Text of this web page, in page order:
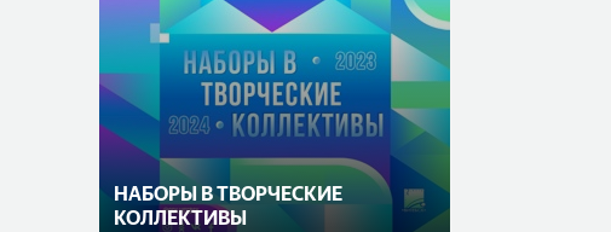
НАБОРЫ В ТВОРЧЕСКИЕ
КОЛЛЕКТИВЫ